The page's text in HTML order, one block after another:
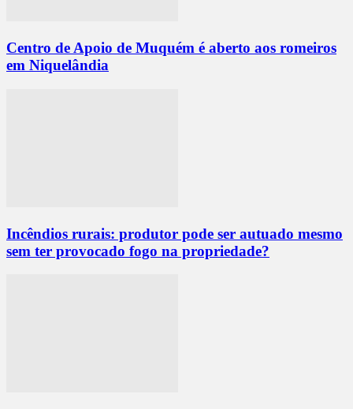
Centro de Apoio de Muquém é aberto aos romeiros
em Niquelândia
Incêndios rurais: produtor pode ser autuado mesmo
sem ter provocado fogo na propriedade?